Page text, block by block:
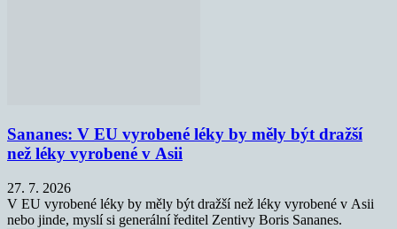
Sananes: V EU vyrobené léky by měly být dražší
než léky vyrobené v Asii
27. 7. 2026
V EU vyrobené léky by měly být dražší než léky vyrobené v Asii
nebo jinde, myslí si generální ředitel Zentivy Boris Sananes.